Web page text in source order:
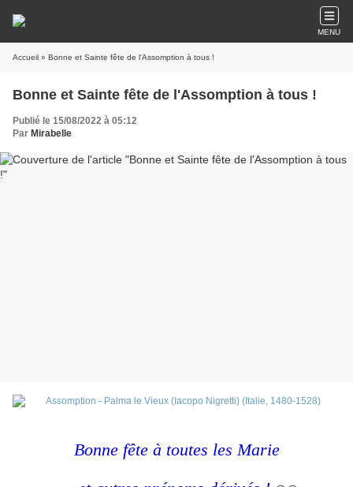
MENU
Accueil » Bonne et Sainte fête de l'Assomption à tous !
Bonne et Sainte fête de l'Assomption à tous !
Publié le 15/08/2022 à 05:12
Par Mirabelle
Bonne fête à toutes les Marie